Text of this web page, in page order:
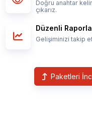
Doğru anahtar
çıkarız.
Düzenli
Gelişiminizi takip
Paketleri